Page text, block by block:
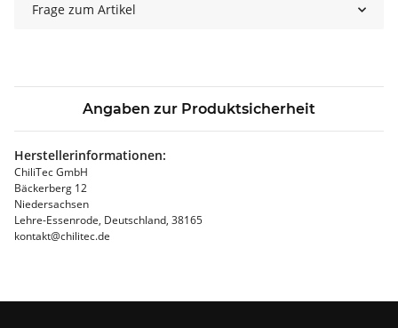
Frage zum Artikel
Angaben zur Produktsicherheit
Herstellerinformationen:
ChiliTec GmbH
Bäckerberg 12
Niedersachsen
Lehre-Essenrode, Deutschland, 38165
kontakt@chilitec.de